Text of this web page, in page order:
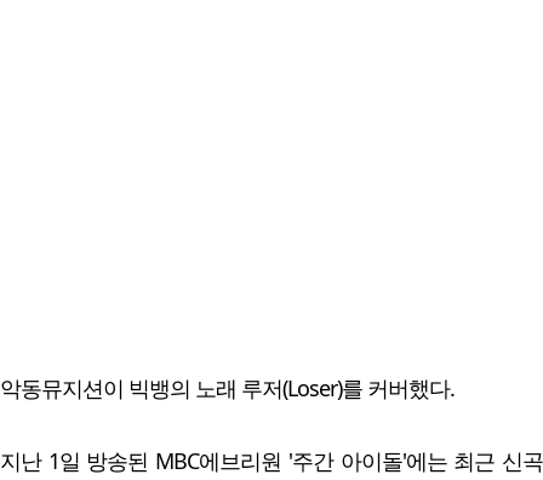
악동뮤지션이 빅뱅의 노래 루저(Loser)를 커버했다.
지난 1일 방송된 MBC에브리원 '주간 아이돌'에는 최근 신곡